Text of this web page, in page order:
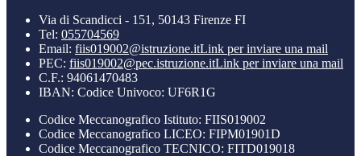
Via di Scandicci - 151, 50143 Firenze FI
Tel: 055704569
Email: fiis019002@istruzione.itLink per inviare una mail
PEC: fiis019002@pec.istruzione.itLink per inviare una mail
C.F.: 94061470483
IBAN: Codice Univoco: UF6R1G
Codice Meccanografico Istituto: FIIS019002
Codice Meccanografico LICEO: FIPM01901D
Codice Meccanografico TECNICO: FITD019018